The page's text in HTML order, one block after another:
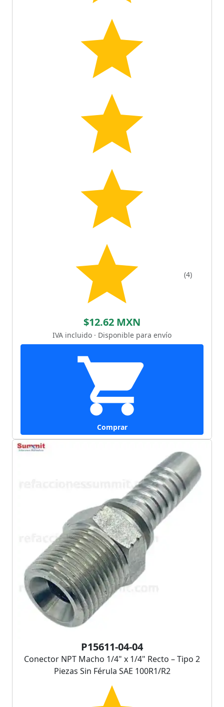
(4)
$12.62 MXN
IVA incluido · Disponible para envío
Comprar
P15611-04-04
Conector NPT Macho 1/4" x 1/4" Recto – Tipo 2
Piezas Sin Férula SAE 100R1/R2